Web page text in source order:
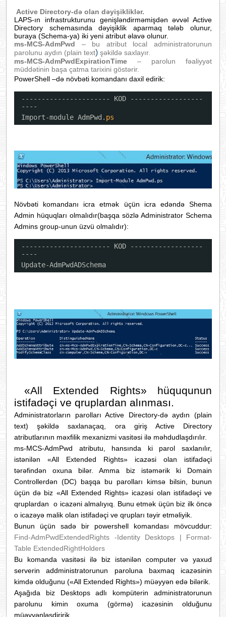
Active Directory-də olan dəyişikliklər.
LAPS-ın infrastrukturunu genişləndirməmişdən əvvəl Active
Directory schemasında dəyişiklik aparmaq tələb olunur,
buraya (Schema-ya) iki yeni atribut əlavə olunur.
ms-MCS-AdmPwd – bu atribut local administratorunun
parolunu aydın (plain text) şəkildə saxlayır.
ms-MCS-AdmPwdExpirationTime – parolun fəaliyyət
müddətinin başa çatma tarixini göstərir.
PowerShell –də növbəti komandanı daxil edirik:
---------------------- KOD ------------------
----
Import-module AdmPwd. ps
Növbəti komandanı icra etmək üçün icra edəndə Shema
Admin hüquqları olmalıdır(başqa sözlə Administrator Schema
Admins group-unun üzvü olmalıdır):
---------------------- KOD ------------------
----
Update-AdmPwdADSchema
«All Extended Rights» hüququnun
istifadəçi ve qruplardan alınması.
Administratorların parolları Active Directory-də aydın (plain
text) şəkildə saxlanaçaq, ora giriş Active Directory
atributlarının məxfilik mexanizmi vasitəsi ilə məhdudlaşdırılır.
ms-MCS-AdmPwd atributu, hansında ki parol saxlanılır,
istənilən «All Extended Rights» icazəsi olan istifadəçi
tərəfindən oxuna bilər.
Amma biz istəmərik ki Domain
Controllerdən (DC) başqa bu parolları kimsə bilsin, bunun
üçün də biz «All Extended Rights» icazəsi olan istifadəçi ve
qruplardan o icazəni almalıyıq. Bunu etmək üçün biz ilk öncə
o icazəyə malik olan istifadəçi ve qrupları təyir etməliyik.
Bunun üçün sadə bir powershell komandası mövcuddur:
Find-AdmPwdExtendedRights -Identity Desktops | Format-
Table ExtendedRightHolders
Bu komanda vasitəsi ilə biz istənilən computer və yaxud
serverin addministratorunun paroluna baxmaq icazəsinin
kimdə olduğunu («All Extended Rights») müəyyən edə bilərik.
Aşağıda biz Desktops adlı kompüterin administratorunun
parolunu kimin oxuma (görmə) icazəsinin olduğunu
müəyyənləşdiririk.